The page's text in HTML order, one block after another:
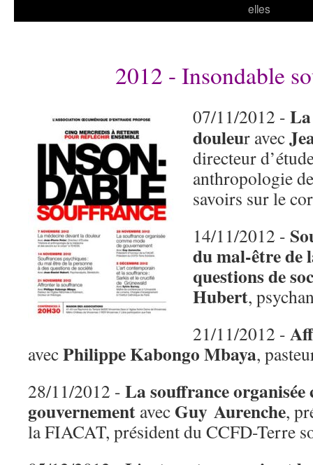
elles
2012 - Insondable
07/11/2012 -
douleur avec
directeur
anthropologie
savoirs sur le
14/11/2012 -
du mal-être de
questions de
Hubert,
21/11/2012 -
avecPhilippe Kabongo Mbaya,
28/11/2012 - La souffrance organisée
gouvernement avec Guy Aurenche,
la FIACAT, président du CCFD-Terre